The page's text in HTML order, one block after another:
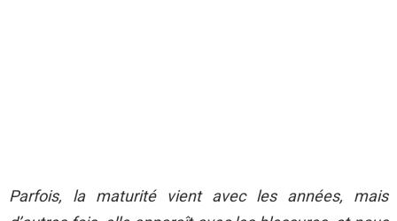
Parfois, la maturité vient avec les années, mais